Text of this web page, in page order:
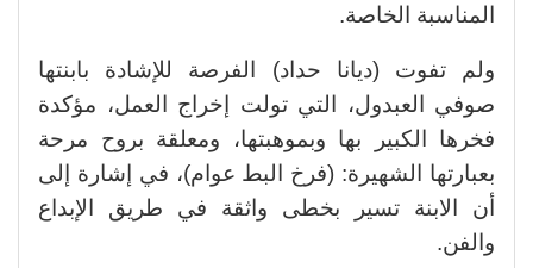
المناسبة الخاصة.
ولم تفوت (ديانا حداد) الفرصة للإشادة بابنتها
صوفي العبدول، التي تولت إخراج العمل، مؤكدة
فخرها الكبير بها وبموهبتها، ومعلقة بروح مرحة
بعبارتها الشهيرة: (فرخ البط عوام)، في إشارة إلى
أن الابنة تسير بخطى واثقة في طريق الإبداع
والفن.